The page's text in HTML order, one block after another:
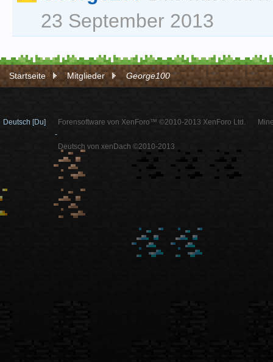
23 September 2013
Startseite Mitglieder George100
Deutsch [Du]
Forensoftware von XenForo™ ©2010-2013 XenForo Ltd.
-
Deutsch von xenDach ©2010-2013